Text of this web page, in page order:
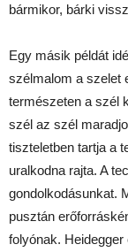
bármikor, bárki
Egy másik példát
szélmalom a szelet
természeten a szél
szél az szél
tiszteletben tartja a
uralkodna rajta. A
gondolkodásunkat.
pusztán
folyónak.